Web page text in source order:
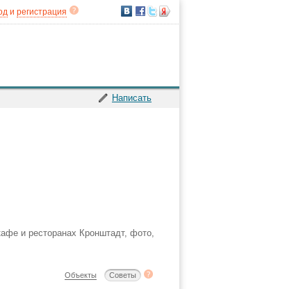
и регистрация
Написать
и ресторанах Кронштадт, фото,
Объекты Советы